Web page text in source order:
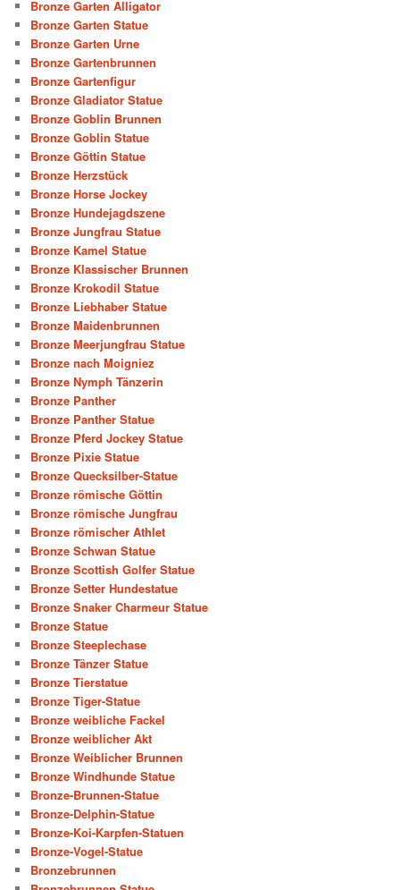
Bronze Garten Alligator
Bronze Garten Statue
Bronze Garten Urne
Bronze Gartenbrunnen
Bronze Gartenfigur
Bronze Gladiator Statue
Bronze Goblin Brunnen
Bronze Goblin Statue
Bronze Göttin Statue
Bronze Herzstück
Bronze Horse Jockey
Bronze Hundejagdszene
Bronze Jungfrau Statue
Bronze Kamel Statue
Bronze Klassischer Brunnen
Bronze Krokodil Statue
Bronze Liebhaber Statue
Bronze Maidenbrunnen
Bronze Meerjungfrau Statue
Bronze nach Moigniez
Bronze Nymph Tänzerin
Bronze Panther
Bronze Panther Statue
Bronze Pferd Jockey Statue
Bronze Pixie Statue
Bronze Quecksilber-Statue
Bronze römische Göttin
Bronze römische Jungfrau
Bronze römischer Athlet
Bronze Schwan Statue
Bronze Scottish Golfer Statue
Bronze Setter Hundestatue
Bronze Snaker Charmeur Statue
Bronze Statue
Bronze Steeplechase
Bronze Tänzer Statue
Bronze Tierstatue
Bronze Tiger-Statue
Bronze weibliche Fackel
Bronze weiblicher Akt
Bronze Weiblicher Brunnen
Bronze Windhunde Statue
Bronze-Brunnen-Statue
Bronze-Delphin-Statue
Bronze-Koi-Karpfen-Statuen
Bronze-Vogel-Statue
Bronzebrunnen